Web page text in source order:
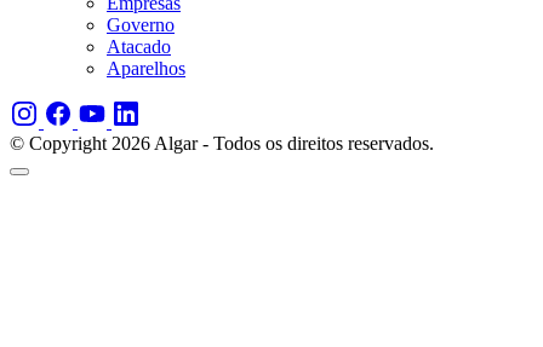
Governo
Atacado
Aparelhos
© Copyright 2026 Algar - Todos os direitos reservados.